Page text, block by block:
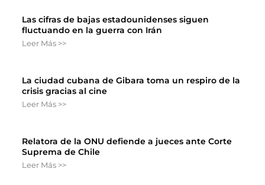
Las cifras de bajas estadounidenses siguen
fluctuando en la guerra con Irán
Leer Más >>
La ciudad cubana de Gibara toma un respiro de la
crisis gracias al cine
Leer Más >>
Relatora de la ONU defiende a jueces ante Corte
Suprema de Chile
Leer Más >>